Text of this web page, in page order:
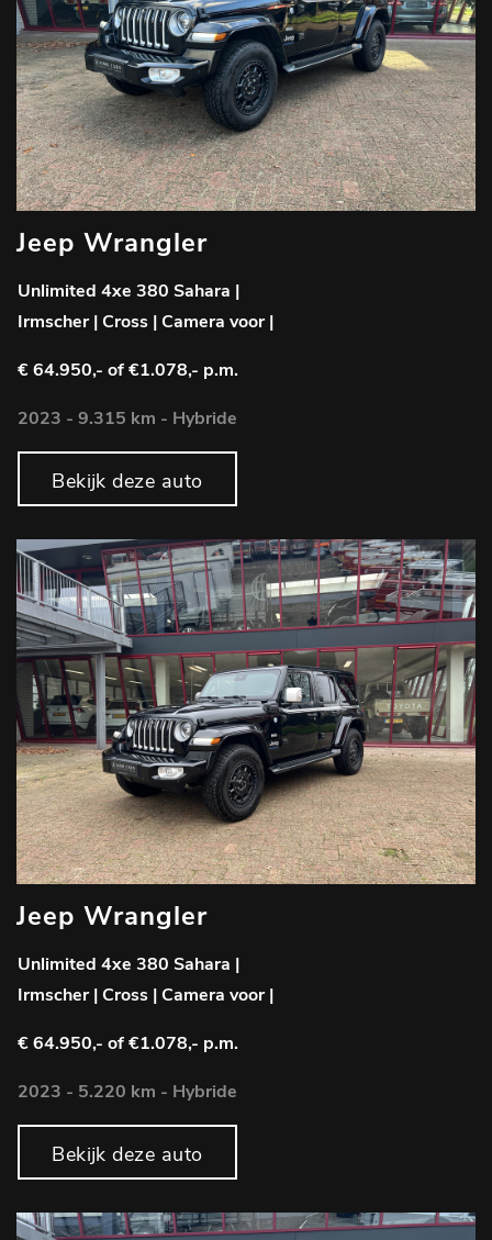
Jeep Wrangler
Unlimited 4xe 380 Sahara |
Irmscher | Cross | Camera voor |
€ 64.950,- of €1.078,- p.m.
2023 - 9.315 km - Hybride
Bekijk deze auto
Jeep Wrangler
Unlimited 4xe 380 Sahara |
Irmscher | Cross | Camera voor |
€ 64.950,- of €1.078,- p.m.
2023 - 5.220 km - Hybride
Bekijk deze auto